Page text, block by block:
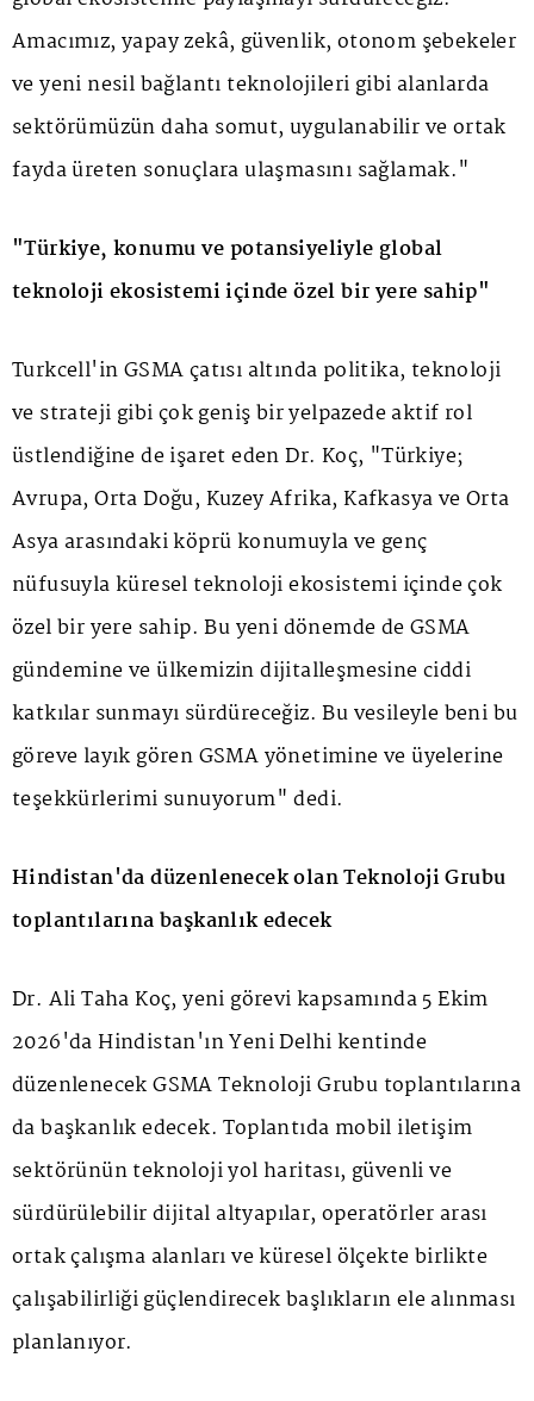
Amacımız, yapay zekâ, güvenlik, otonom şebekeler
ve yeni nesil bağlantı teknolojileri gibi alanlarda
sektörümüzün daha somut, uygulanabilir ve ortak
fayda üreten sonuçlara ulaşmasını sağlamak."
"Türkiye, konumu ve potansiyeliyle global
teknoloji ekosistemi içinde özel bir yere sahip"
Turkcell'in GSMA çatısı altında politika, teknoloji
ve strateji gibi çok geniş bir yelpazede aktif rol
üstlendiğine de işaret eden Dr. Koç, "Türkiye;
Avrupa, Orta Doğu, Kuzey Afrika, Kafkasya ve Orta
Asya arasındaki köprü konumuyla ve genç
nüfusuyla küresel teknoloji ekosistemi içinde çok
özel bir yere sahip. Bu yeni dönemde de GSMA
gündemine ve ülkemizin dijitalleşmesine ciddi
katkılar sunmayı sürdüreceğiz. Bu vesileyle beni bu
göreve layık gören GSMA yönetimine ve üyelerine
teşekkürlerimi sunuyorum" dedi.
Hindistan'da düzenlenecek olan Teknoloji Grubu
toplantılarına başkanlık edecek
Dr. Ali Taha Koç, yeni görevi kapsamında 5 Ekim
2026'da Hindistan'ın Yeni Delhi kentinde
düzenlenecek GSMA Teknoloji Grubu toplantılarına
da başkanlık edecek. Toplantıda mobil iletişim
sektörünün teknoloji yol haritası, güvenli ve
sürdürülebilir dijital altyapılar, operatörler arası
ortak çalışma alanları ve küresel ölçekte birlikte
çalışabilirliği güçlendirecek başlıkların ele alınması
planlanıyor.